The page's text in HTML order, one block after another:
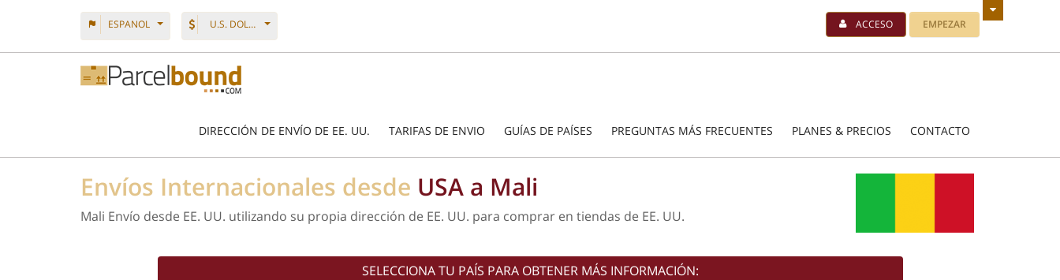
ESPANOL U.S. DOLLAR ACCESO EMPEZAR
DIRECCIÓN DE ENVÍO DE EE. UU. TARIFAS DE ENVIO GUÍAS DE PAÍSES PREGUNTAS MÁS FRECUENTES PLANES & PRECIOS CONTACTO
Envíos Internacionales desde USA a Mali
Mali Envío desde EE. UU. utilizando su propia dirección de EE. UU. para comprar en tiendas de EE. UU.
SELECCIONA TU PAÍS PARA OBTENER MÁS INFORMACIÓN: